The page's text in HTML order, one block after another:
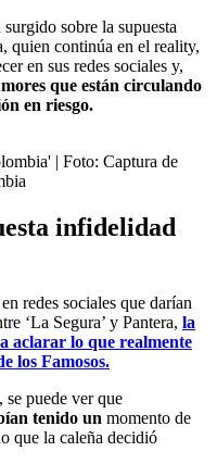
sobre la supuesta
quien continúa en el reality,
en sus redes sociales y,
que están circulando
en riesgo.
| Foto: Captura de
infidelidad
redes sociales que darían
‘La Segura’ y Pantera, la
aclarar lo que realmente
los Famosos.
se puede ver que
tenido un momento de
que la caleña decidió